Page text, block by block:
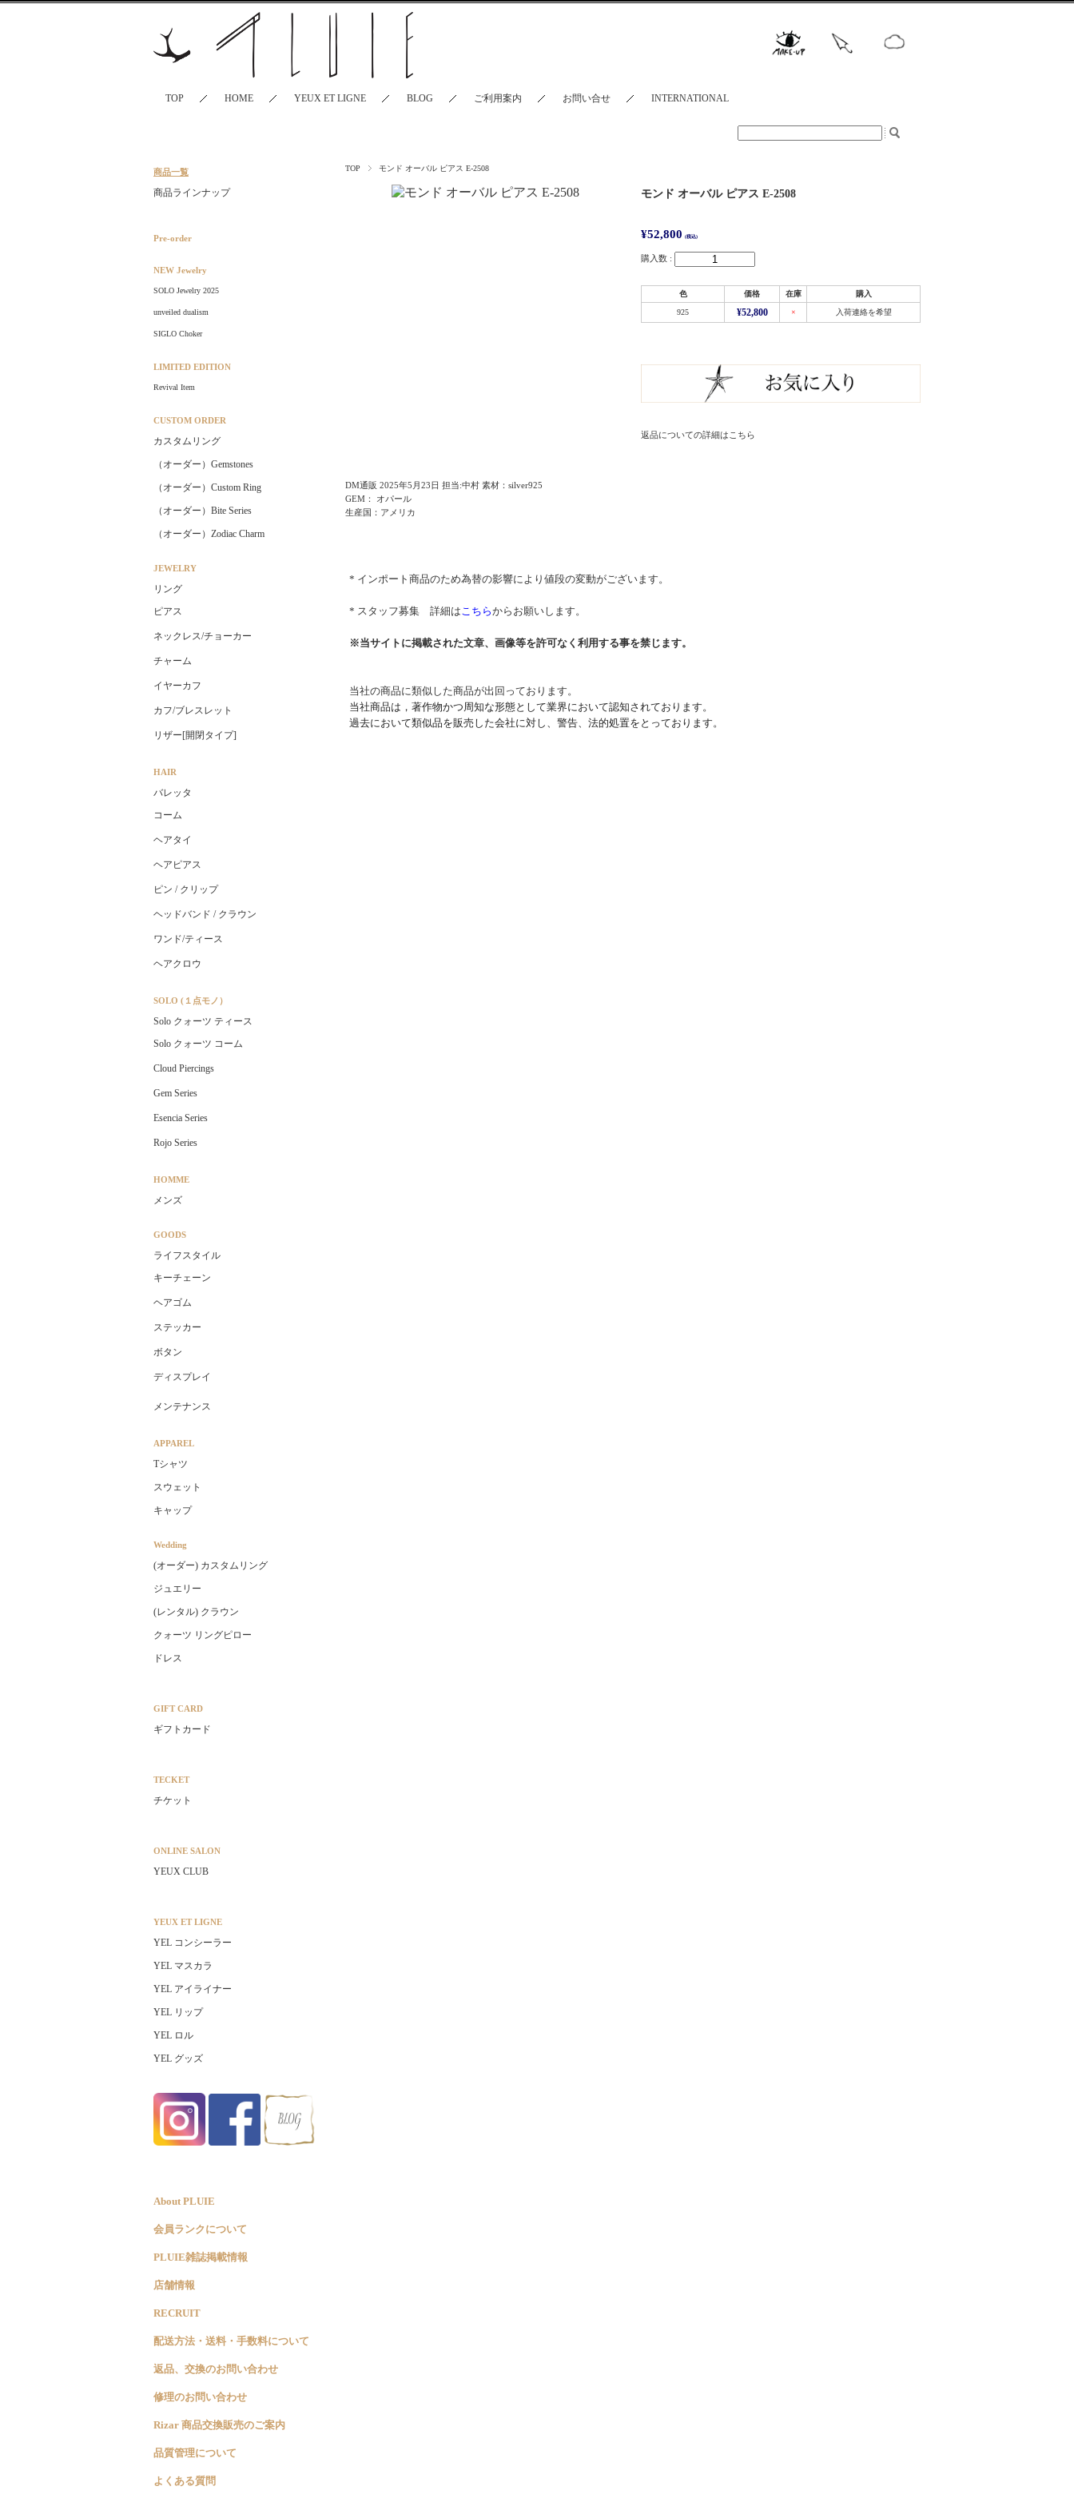
TOP HOME YEUX ET LIGNE BLOG ご利用案内 お問い合せ INTERNATIONAL
TOP モンド オーバル ピアス E-2508
モンド オーバル ピアス E-2508
¥52,800 (税込)
購入数 :
色 価格 在庫 購入
925 ¥52,800 × 入荷連絡を希望
返品についての詳細はこちら
DM通販 2025年5月23日 担当:中村 素材：silver925
GEM： オパール
生産国：アメリカ
* インポート商品のため為替の影響により値段の変動がございます。
* スタッフ募集 詳細は こちらからお願いします。
※当サイトに掲載された文章、画像等を許可なく利用する事を禁じます。
当社の商品に類似した商品が出回っております。
当社商品は，著作物かつ周知な形態として業界において認知されております。
過去において類似品を販売した会社に対し、警告、法的処置をとっております。
商品一覧
商品ラインナップ
Pre-order
NEW Jewelry
SOLO Jewelry 2025
unveiled dualism
SIGLO Choker
LIMITED EDITION
Revival Item
CUSTOM ORDER
カスタムリング
（オーダー）Gemstones
（オーダー）Custom Ring
（オーダー）Bite Series
（オーダー）Zodiac Charm
JEWELRY
リング
ピアス
ネックレス/チョーカー
チャーム
イヤーカフ
カフ/ブレスレット
リザー[開閉タイプ]
HAIR
バレッタ
コーム
ヘアタイ
ヘアピアス
ピン / クリップ
ヘッドバンド / クラウン
ワンド/ティース
ヘアクロウ
SOLO (１点モノ）
Solo クォーツ ティース
Solo クォーツ コーム
Cloud Piercings
Gem Series
Esencia Series
Rojo Series
HOMME
メンズ
GOODS
ライフスタイル
キーチェーン
ヘアゴム
ステッカー
ボタン
ディスプレイ
メンテナンス
APPAREL
Tシャツ
スウェット
キャップ
Wedding
(オーダー) カスタムリング
ジュエリー
(レンタル) クラウン
クォーツ リングピロー
ドレス
GIFT CARD
ギフトカード
TECKET
チケット
ONLINE SALON
YEUX CLUB
YEUX ET LIGNE
YEL コンシーラー
YEL マスカラ
YEL アイライナー
YEL リップ
YEL ロル
YEL グッズ
About PLUIE
会員ランクについて
PLUIE雑誌掲載情報
店舗情報
RECRUIT
配送方法・送料・手数料について
返品、交換のお問い合わせ
修理のお問い合わせ
Rizar 商品交換販売のご案内
品質管理について
よくある質問